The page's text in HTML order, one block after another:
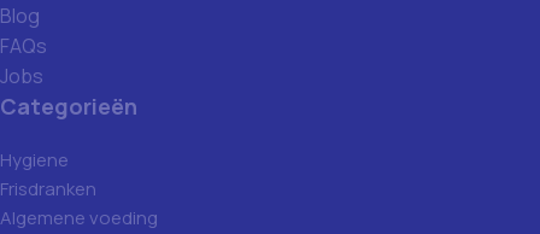
Blog
FAQs
Jobs
Categorieën
Hygiene
Frisdranken
Algemene voeding